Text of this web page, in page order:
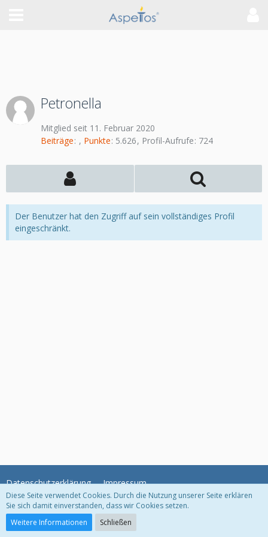
Petronella
Mitglied seit 11. Februar 2020
Beiträge
Punkte 5.626 Profil-Aufrufe 724
Der Benutzer hat den Zugriff auf sein vollständiges Profil
eingeschränkt.
Datenschutzerklärung Impressum
Community-Software:
Diese Seite verwendet Cookies. Durch die Nutzung unserer Seite erklären
Sie sich damit einverstanden, dass wir Cookies setzen.
Weitere Informationen
Schließen